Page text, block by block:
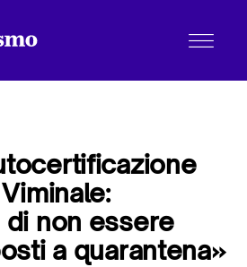
di non essere
a quarantena»